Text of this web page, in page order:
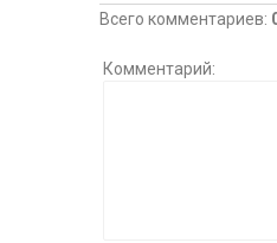
Всего комментариев:
Комментарий: